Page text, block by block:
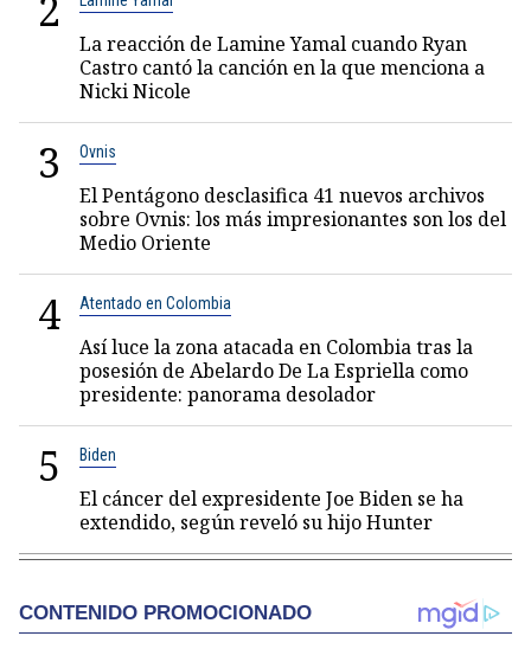
La reacción de Lamine Yamal cuando Ryan
Castro cantó la canción en la que menciona a
Nicki Nicole
3 Ovnis
El Pentágono desclasifica 41 nuevos archivos
sobre Ovnis: los más impresionantes son los del
Medio Oriente
4 Atentado en Colombia
Así luce la zona atacada en Colombia tras la
posesión de Abelardo De La Espriella como
presidente: panorama desolador
5 Biden
El cáncer del expresidente Joe Biden se ha
extendido, según reveló su hijo Hunter